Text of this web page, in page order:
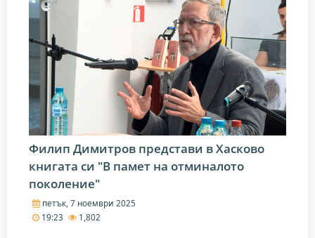
Филип Димитров представи в Хасково
книгата си "В памет на отминалото
поколение"
петък, 7 ноември 2025
19:23
1,802